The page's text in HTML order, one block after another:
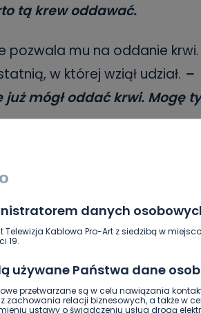
danych
Kablowa Pro-Art z siedzibą w
19.
używane Państwa dane
przetwarzane są w celu nawiązania
zachowania relacji biznesowych, a także w
ustawy o świadczeniu usług drogą
tą krew oddawać.
pozwala mu na oddanie krwi.
w której wziął udział. –
mógł oddać krwi. Mogę
słowa uznania i dziękujemy,